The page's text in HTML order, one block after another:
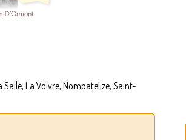
La Voivre, Nompatelize, Saint-